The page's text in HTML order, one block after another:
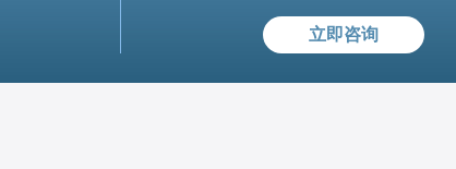
立即咨询